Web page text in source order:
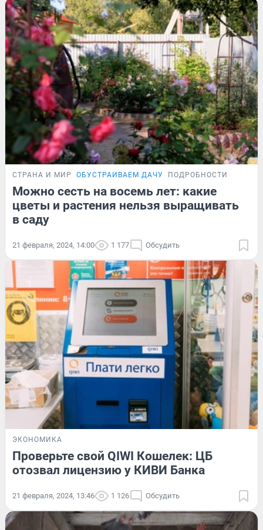
СТРАНА И МИР ОБУСТРАИВАЕМ ДАЧУ ПОДРОБНОСТИ
Можно сесть на восемь лет: какие
цветы и растения нельзя выращивать
в саду
21 февраля, 2024, 14:00 1 177 Обсудить
ЭКОНОМИКА
Проверьте свой QIWI Кошелек: ЦБ
отозвал лицензию у КИВИ Банка
21 февраля, 2024, 13:46 1 126 Обсудить